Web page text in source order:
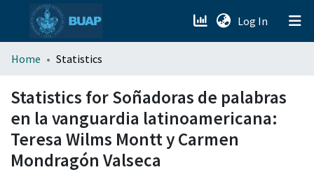
Log In (current)
menu.section.about_menu
All of DSpace
Home Statistics
Statistics for Soñadoras de palabras
en la vanguardia latinoamericana:
Teresa Wilms Montt y Carmen
Mondragón Valseca